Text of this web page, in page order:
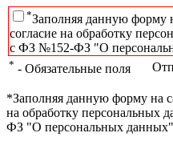
*Заполняя данную форму
согласие на обработку
с ФЗ №152-ФЗ "О
* - Обязательные поля
*Заполняя данную форму на
на обработку персональных
ФЗ "О персональных данных"